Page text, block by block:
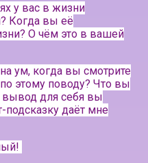
у вас в жизни
Когда вы её
О чём это в вашей
ум, когда вы смотрите
этому поводу? Что вы
вывод для себя вы
подсказку даёт мне